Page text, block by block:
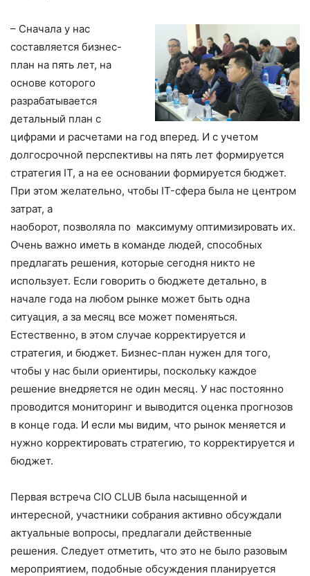
– Сначала у нас
составляется бизнес-
план на пять лет, на
основе которого
разрабатывается
детальный план с
цифрами и расчетами на год вперед. И с учетом
долгосрочной перспективы на пять лет формируется
стратегия IT, а на ее основании формируется бюджет.
При этом желательно, чтобы IT-сфера была не центром
затрат, а
наоборот, позволяла по максимуму оптимизировать их.
Очень важно иметь в команде людей, способных
предлагать решения, которые сегодня никто не
использует. Если говорить о бюджете детально, в
начале года на любом рынке может быть одна
ситуация, а за месяц все может поменяться.
Естественно, в этом случае корректируется и
стратегия, и бюджет. Бизнес-план нужен для того,
чтобы у нас были ориентиры, поскольку каждое
решение внедряется не один месяц. У нас постоянно
проводится мониторинг и выводится оценка прогнозов
в конце года. И если мы видим, что рынок меняется и
нужно корректировать стратегию, то корректируется и
бюджет.
Первая встреча CIO CLUB была насыщенной и
интересной, участники собрания активно обсуждали
актуальные вопросы, предлагали действенные
решения. Следует отметить, что это не было разовым
мероприятием, подобные обсуждения планируется